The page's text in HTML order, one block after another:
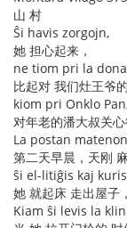
山 村
Ŝi havis zorgojn,
她 担心起来，
ne tiom pri la
比起对 我们灶王爷
kiom pri Onklo
对年老的潘大叔关心
La postan
第二天早晨，天刚
ŝi el-litiĝis kaj
她 就起床 走出屋子
Kiam ŝi levis la